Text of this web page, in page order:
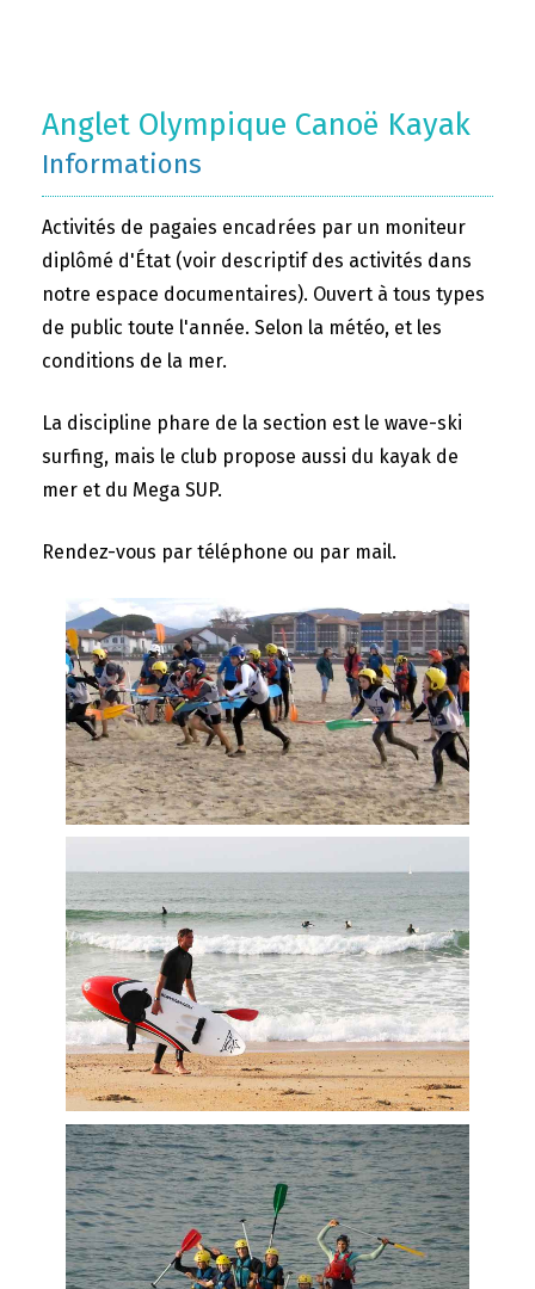
Anglet Olympique Canoë Kayak
Informations
Activités de pagaies encadrées par un moniteur
diplômé d'État (voir descriptif des activités dans
notre espace documentaires). Ouvert à tous types
de public toute l'année. Selon la météo, et les
conditions de la mer.
La discipline phare de la section est le wave-ski
surfing, mais le club propose aussi du kayak de
mer et du Mega SUP.
Rendez-vous par téléphone ou par mail.